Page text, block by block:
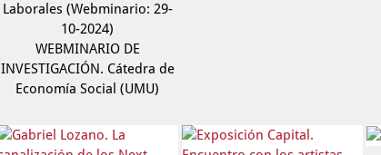
Laborales (Webminario: 29-
10-2024)
WEBMINARIO DE
INVESTIGACIÓN. Cátedra de
Economía Social (UMU)